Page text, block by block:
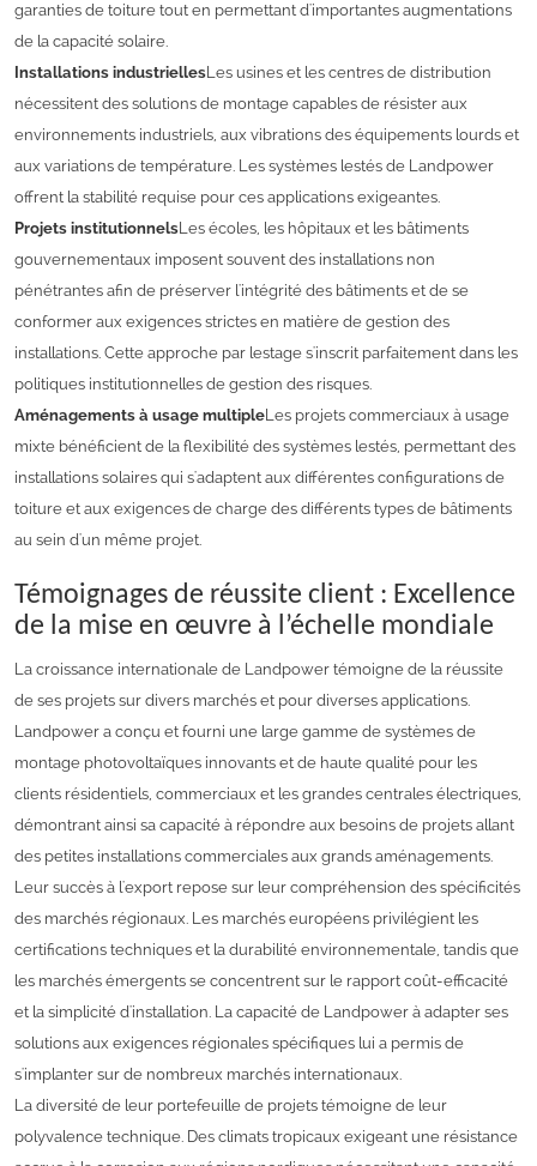
garanties de toiture tout en permettant d'importantes augmentations
de la capacité solaire.
Installations industriellesLes usines et les centres de distribution
nécessitent des solutions de montage capables de résister aux
environnements industriels, aux vibrations des équipements lourds et
aux variations de température. Les systèmes lestés de Landpower
offrent la stabilité requise pour ces applications exigeantes.
Projets institutionnelsLes écoles, les hôpitaux et les bâtiments
gouvernementaux imposent souvent des installations non
pénétrantes afin de préserver l'intégrité des bâtiments et de se
conformer aux exigences strictes en matière de gestion des
installations. Cette approche par lestage s'inscrit parfaitement dans les
politiques institutionnelles de gestion des risques.
Aménagements à usage multipleLes projets commerciaux à usage
mixte bénéficient de la flexibilité des systèmes lestés, permettant des
installations solaires qui s'adaptent aux différentes configurations de
toiture et aux exigences de charge des différents types de bâtiments
au sein d'un même projet.
Témoignages de réussite client : Excellence
de la mise en œuvre à l’échelle mondiale
La croissance internationale de Landpower témoigne de la réussite
de ses projets sur divers marchés et pour diverses applications.
Landpower a conçu et fourni une large gamme de systèmes de
montage photovoltaïques innovants et de haute qualité pour les
clients résidentiels, commerciaux et les grandes centrales électriques,
démontrant ainsi sa capacité à répondre aux besoins de projets allant
des petites installations commerciales aux grands aménagements.
Leur succès à l'export repose sur leur compréhension des spécificités
des marchés régionaux. Les marchés européens privilégient les
certifications techniques et la durabilité environnementale, tandis que
les marchés émergents se concentrent sur le rapport coût-efficacité
et la simplicité d'installation. La capacité de Landpower à adapter ses
solutions aux exigences régionales spécifiques lui a permis de
s'implanter sur de nombreux marchés internationaux.
La diversité de leur portefeuille de projets témoigne de leur
polyvalence technique. Des climats tropicaux exigeant une résistance